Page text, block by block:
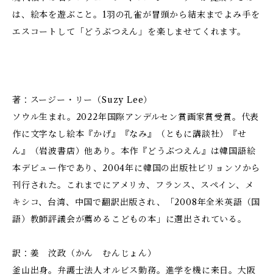
は、絵本を遊ぶこと。1羽の孔雀が冒頭から結末までよみ手を
エスコートして「どうぶつえん」を楽しませてくれます。
著：スージー・リー（Suzy Lee）
ソウル生まれ。2022年国際アンデルセン賞画家賞受賞。代表
作に文字なし絵本『かげ』『なみ』（ともに講談社）『せ
ん』（岩波書店）他あり。本作『どうぶつえん』は韓国語絵
本デビュー作であり、2004年に韓国の出版社ビリョンソから
刊行された。これまでにアメリカ、フランス、スペイン、メ
キシコ、台湾、中国で翻訳出版され、「2008年全米英語（国
語）教師評議会が薦めるこどもの本」に選出されている。
訳：姜 汶政（かん むんじょん）
釜山出身。弁護士法人オルビス勤務。進学を機に来日。大阪